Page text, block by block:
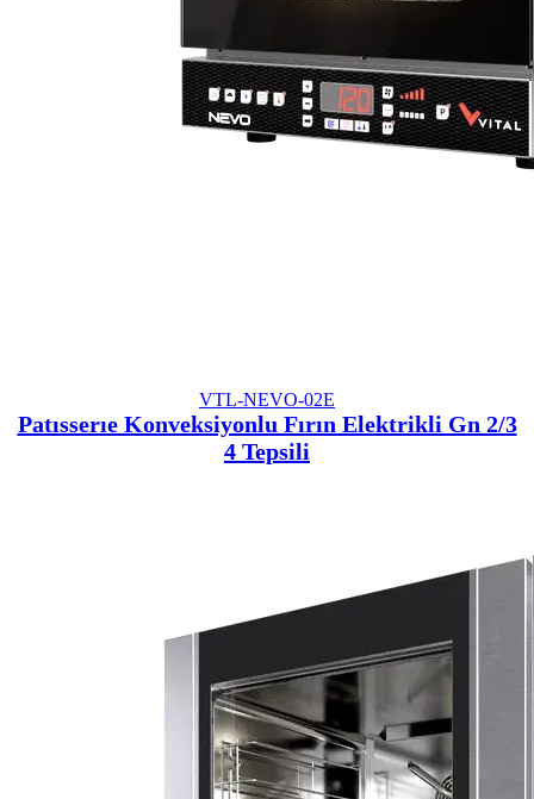
VTL-NEVO-02E
Patısserıe Konveksiyonlu Fırın Elektrikli Gn 2/3
4 Tepsili